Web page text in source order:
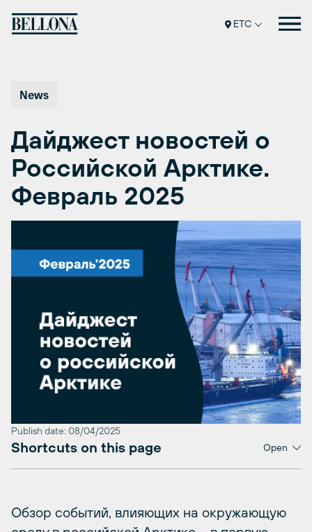
ETC
News
Дайджест новостей о
Российской Арктике.
Февраль 2025
Publish date: 08/04/2025
Shortcuts on this page Open
Обзор событий, влияющих на окружающую